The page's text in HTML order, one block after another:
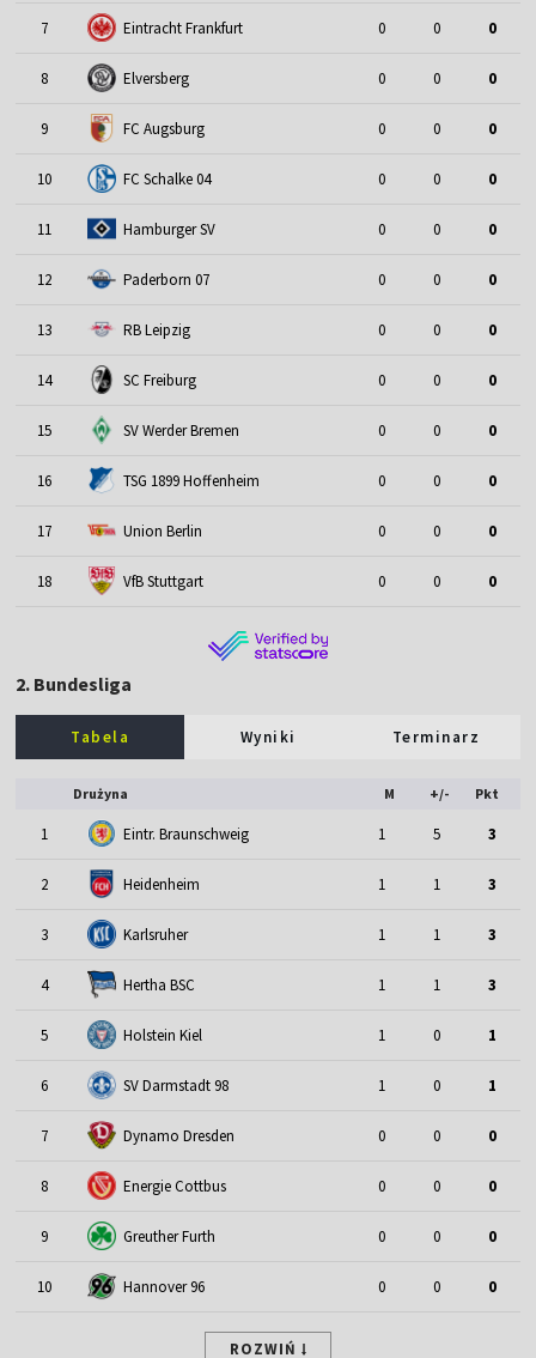
7 Eintracht Frankfurt 0 0 0
8 Elversberg 0 0 0
9 FC Augsburg 0 0 0
10 FC Schalke 04 0 0 0
11 Hamburger SV 0 0 0
12 Paderborn 07 0 0 0
13 RB Leipzig 0 0 0
14 SC Freiburg 0 0 0
15 SV Werder Bremen 0 0 0
16 TSG 1899 Hoffenheim 0 0 0
17 Union Berlin 0 0 0
18 VfB Stuttgart 0 0 0
2. Bundesliga
Tabela Wyniki Terminarz
Drużyna M +/- Pkt
1 Eintr. Braunschweig 1 5 3
2 Heidenheim 1 1 3
3 Karlsruher 1 1 3
4 Hertha BSC 1 1 3
5 Holstein Kiel 1 0 1
6 SV Darmstadt 98 1 0 1
7 Dynamo Dresden 0 0 0
8 Energie Cottbus 0 0 0
9 Greuther Furth 0 0 0
10 Hannover 96 0 0 0
ROZWIŃ